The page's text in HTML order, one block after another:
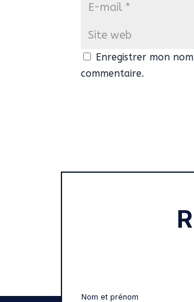
Enregistrer mon
commentaire.
Nom et prénom